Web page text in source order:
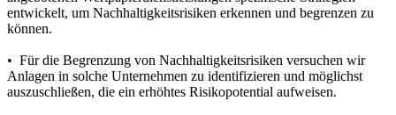
entwickelt, um Nachhaltigkeitsrisiken erkennen und begrenzen zu
können.
• Für die Begrenzung von Nachhaltigkeitsrisiken versuchen wir
Anlagen in solche Unternehmen zu identifizieren und möglichst
auszuschließen, die ein erhöhtes Risikopotential aufweisen.